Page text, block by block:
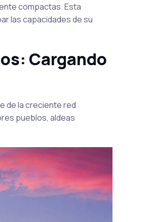
compactas. Esta
las capacidades de su
Cargando
de la creciente red
pueblos, aldeas